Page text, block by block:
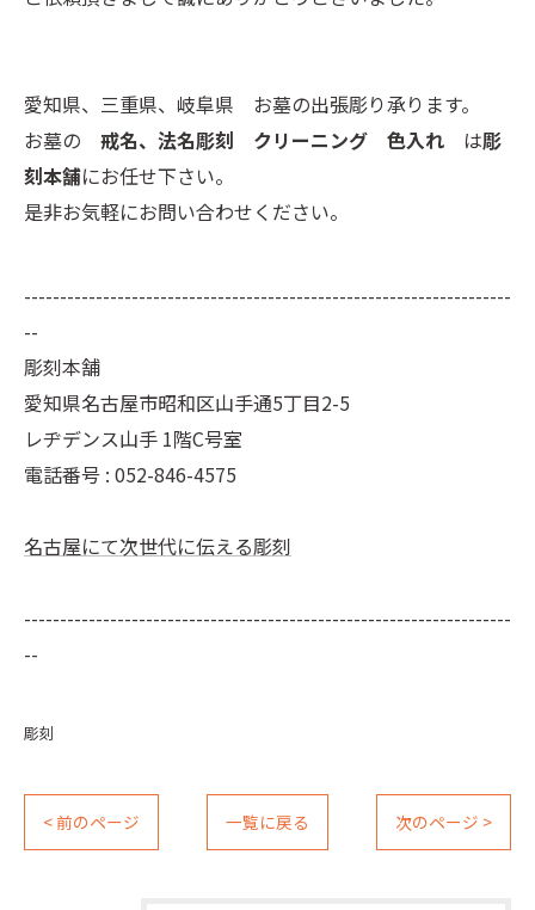
愛知県、三重県、岐阜県 お墓の出張彫り承ります。
お墓の 戒名、法名彫刻 クリーニング 色入れ は彫
刻本舗にお任せ下さい。
是非お気軽にお問い合わせください。
--------------------------------------------------------------------
--
彫刻本舗
愛知県名古屋市昭和区山手通5丁目2-5
レヂデンス山手 1階C号室
電話番号 : 052-846-4575
名古屋にて次世代に伝える彫刻
--------------------------------------------------------------------
--
彫刻
< 前のページ 一覧に戻る 次のページ >